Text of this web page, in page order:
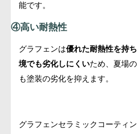
能です。
④高い耐熱性
グラフェンは優れた耐熱性を持
境でも劣化しにくいため、夏場
も塗装の劣化を抑えます。
グラフェンセラミックコーティ